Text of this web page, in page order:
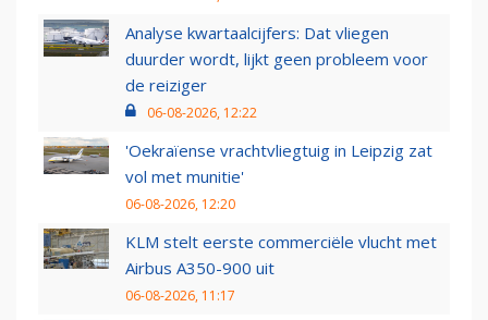
Analyse kwartaalcijfers: Dat vliegen
duurder wordt, lijkt geen probleem voor
de reiziger
06-08-2026, 12:22
'Oekraïense vrachtvliegtuig in Leipzig zat
vol met munitie'
06-08-2026, 12:20
KLM stelt eerste commerciële vlucht met
Airbus A350-900 uit
06-08-2026, 11:17